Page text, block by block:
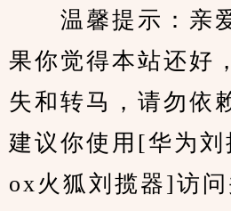
温馨提示：亲爱
果你觉得本站还好
失和转马，请勿依
建议你使用[华为
ox火狐刘揽器]访